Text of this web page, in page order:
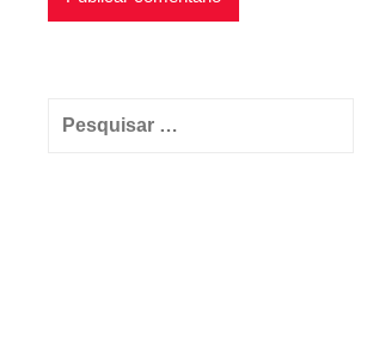
Pesquisar